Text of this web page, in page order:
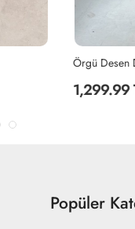
Örgü Desen Düğmeli Hırka -
Popüler